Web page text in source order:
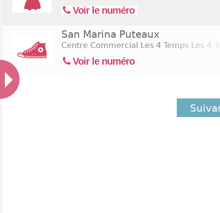
Voir le numéro
San Marina Puteaux
Centre Commercial Les 4 Temps Les 4
Voir le numéro